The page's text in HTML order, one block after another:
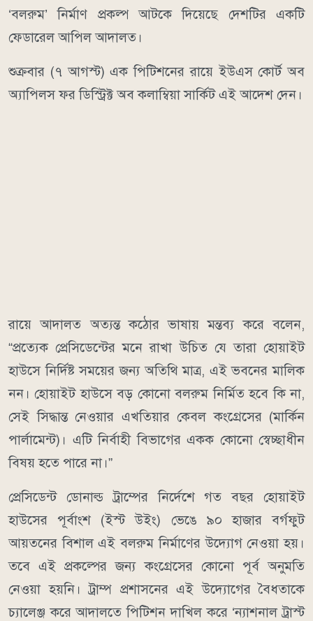
‘বলরুম’ নির্মাণ প্রকল্প আটকে দিয়েছে দেশটির একটি
ফেডারেল আপিল আদালত।
শুক্রবার (৭ আগস্ট) এক পিটিশনের রায়ে ইউএস কোর্ট অব
অ্যাপিলস ফর ডিস্ট্রিক্ট অব কলাম্বিয়া সার্কিট এই আদেশ দেন।
রায়ে আদালত অত্যন্ত কঠোর ভাষায় মন্তব্য করে বলেন,
“প্রত্যেক প্রেসিডেন্টের মনে রাখা উচিত যে তারা হোয়াইট
হাউসে নির্দিষ্ট সময়ের জন্য অতিথি মাত্র, এই ভবনের মালিক
নন। হোয়াইট হাউসে বড় কোনো বলরুম নির্মিত হবে কি না,
সেই সিদ্ধান্ত নেওয়ার এখতিয়ার কেবল কংগ্রেসের (মার্কিন
পার্লামেন্ট)। এটি নির্বাহী বিভাগের একক কোনো স্বেচ্ছাধীন
বিষয় হতে পারে না।”
প্রেসিডেন্ট ডোনাল্ড ট্রাম্পের নির্দেশে গত বছর হোয়াইট
হাউসের পূর্বাংশ (ইস্ট উইং) ভেঙে ৯০ হাজার বর্গফুট
আয়তনের বিশাল এই বলরুম নির্মাণের উদ্যোগ নেওয়া হয়।
তবে এই প্রকল্পের জন্য কংগ্রেসের কোনো পূর্ব অনুমতি
নেওয়া হয়নি। ট্রাম্প প্রশাসনের এই উদ্যোগের বৈধতাকে
চ্যালেঞ্জ করে আদালতে পিটিশন দাখিল করে ‘ন্যাশনাল ট্রাস্ট